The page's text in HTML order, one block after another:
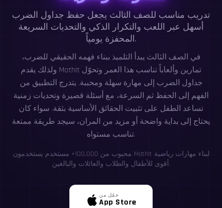
تدريب مناسب للصف الثالث يجعل حفظ جداول الضرب
أسهل عبر اللعب والتكرار الذكي والتحديات السريعة
المحفزة يومياً.
في الصف الثالث يبدأ التلميذ ببناء فهمه الحقيقي للضرب،
ولذلك يقدم MathIt تمارين وألعاباً تناسب هذا العمر وتحوّل
جداول الضرب إلى مهارة سهلة ومحببة. يتدرج التطبيق من
الفهم إلى الحفظ ثم السرعة، مع أسئلة قصيرة وتحديات زمنية
تساعد الطفل على تثبيت الحقائق الأساسية بثقة. سواء كان
يحتاج إلى بداية واضحة أو مزيد من المران، سيجد طريقة ممتعة
تناسب مستواه.
محبوب من 100,000+ مستخدم يستخدمون MathIt لبناء مهارات رياضية
أقوى للأطفال والطلاب والعائلات والبالغين.
حمّل من
App Store